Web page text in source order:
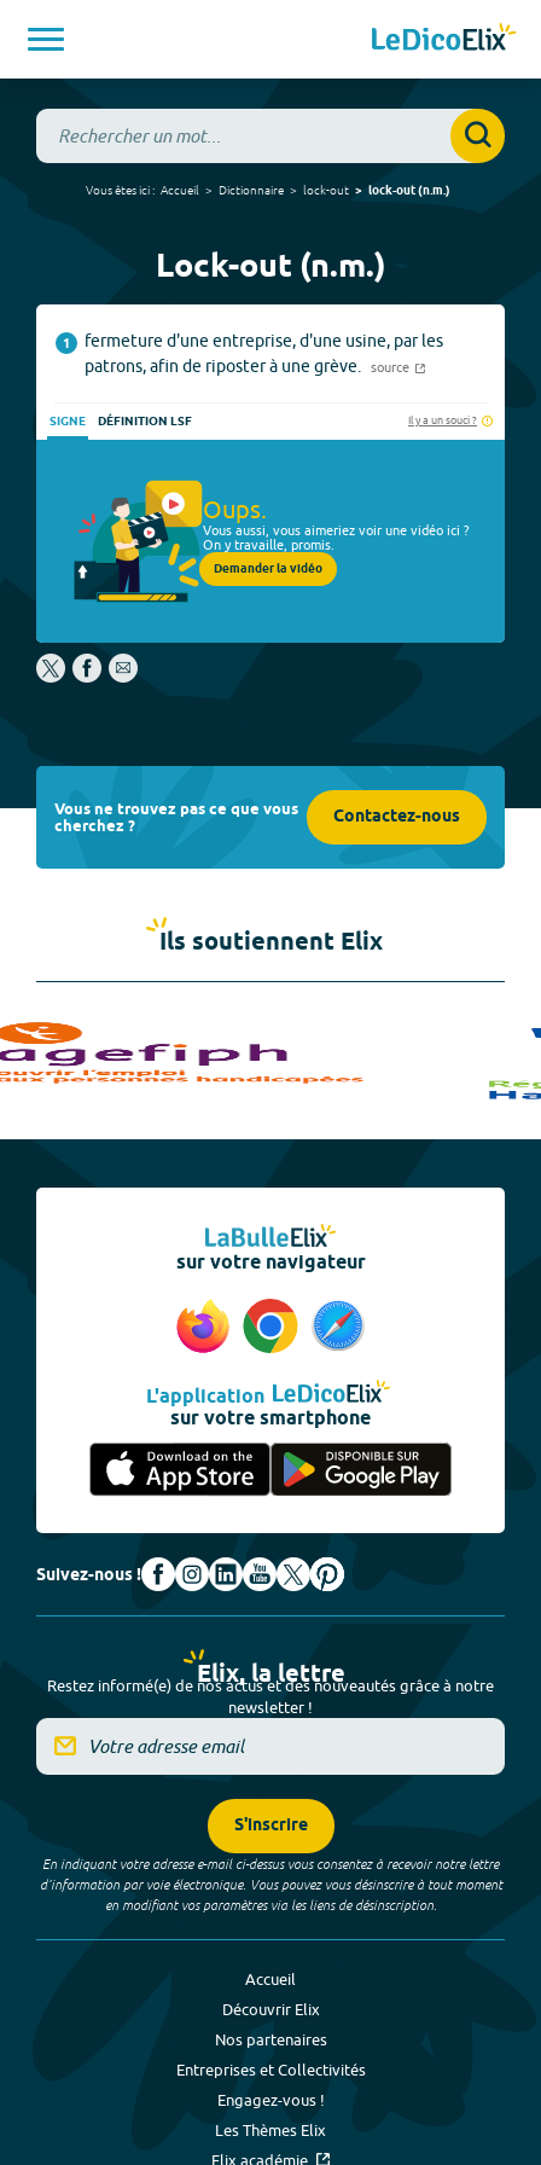
Vous êtes ici : Accueil Dictionnaire lock-out lock-out(n.m.)
Lock-out (n.m.)
1
fermeture d'une entreprise, d'une usine, par les
patrons, afin de riposter à une grève.
source
SIGNE DÉFINITION LSF Il y a un souci ?
Oups.
Vous aussi, vous aimeriez voir une vidéo ici ?
On y travaille, promis.
Demander la vidéo
Vous ne trouvez pas ce que vous
cherchez ? Contactez-nous
Ils soutiennent Elix
sur votre navigateur
L'application
sur votre smartphone
Suivez-nous !
Elix, la lettre
Restez informé(e) de nos actus et des nouveautés grâce à notre
newsletter !
S'inscrire
En indiquant votre adresse e-mail ci-dessus vous consentez à recevoir notre lettre
d’information par voie électronique. Vous pouvez vous désinscrire à tout moment
en modifiant vos paramètres via les liens de désinscription.
Accueil
Découvrir Elix
Nos partenaires
Entreprises et Collectivités
Engagez-vous !
Les Thèmes Elix
Elix académie